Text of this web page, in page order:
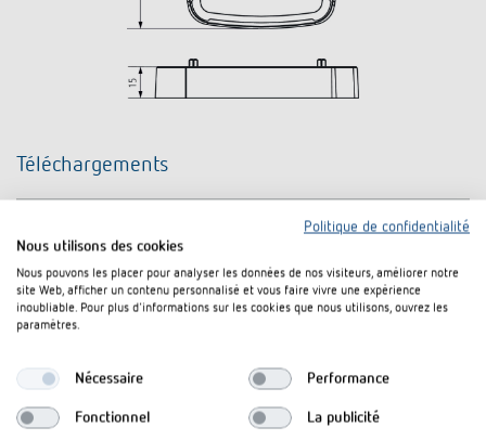
Téléchargements
technique
Entretoise pour fixation murale theLuxa S
BK (313,6 kB)
Politique de confidentialité
Nous utilisons des cookies
Nous pouvons les placer pour analyser les données de nos visiteurs, améliorer notre
site Web, afficher un contenu personnalisé et vous faire vivre une expérience
inoubliable. Pour plus d'informations sur les cookies que nous utilisons, ouvrez les
paramètres.
Nécessaire Performance
Fonctionnel La publicité